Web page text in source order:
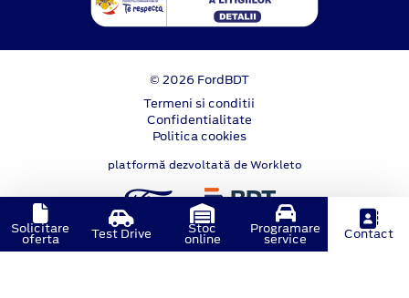
© 2026 FordBDT
Termeni si conditii
Confidentialitate
Politica cookies
platformă dezvoltată de Workleto
Solicitare
oferta Test Drive Stoc
online
Programare
service Contact